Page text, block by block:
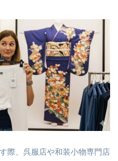
際、呉服店や和装小物専門店